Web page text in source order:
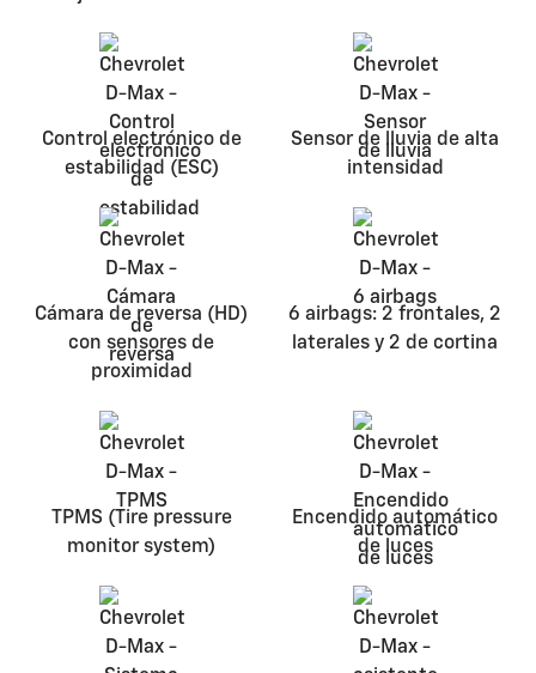
Control electrónico de
estabilidad (ESC)
Sensor de lluvia de alta
intensidad
Cámara de reversa (HD)
con sensores de
proximidad
6 airbags: 2 frontales, 2
laterales y 2 de cortina
TPMS (Tire pressure
monitor system)
Encendido automático
de luces